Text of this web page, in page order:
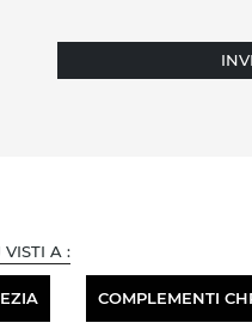
VISTI A :
COMPLEMENTI